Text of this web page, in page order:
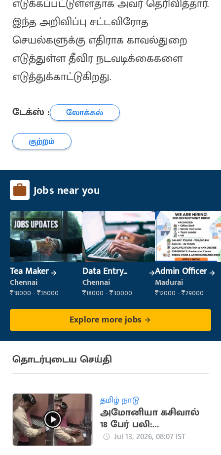
எடுக்கப்பட்டுள்ளதாக அவர் தெரிவித்தார்.
இந்த அறிவிப்பு சட்டவிரோத
செயல்களுக்கு எதிராக காவல்துறை
எடுத்துள்ள தீவிர நடவடிக்கைகளை
எடுத்துக்காட்டுகிறது.
டேக்ஸ் :
லோக்கல்
குற்றம்
Jobs near you
Tea Maker
Chennai
₹18000 - ₹35000
Data Entry
Operator
Chennai
₹18000 - ₹30000
Admin Officer
Madurai
₹12000 - ₹29000
Explore more jobs
தொடர்புடைய செய்தி
தமிழ் நாடு
அமோனியா கசிவால்
18 பேர் பலி:
ஆலைக்குச் சீல்
Jul 13, 2026, 08:07 IST